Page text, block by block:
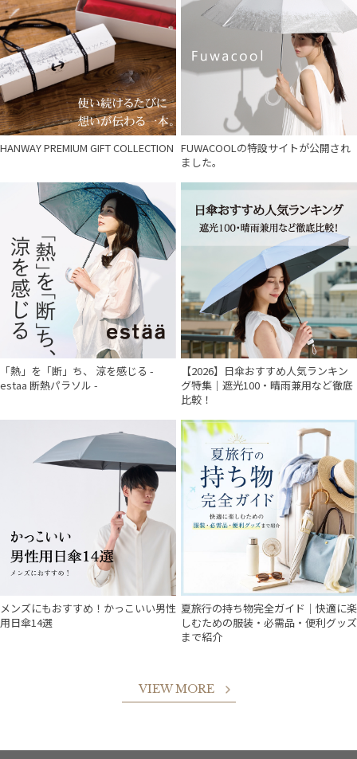
HANWAY PREMIUM GIFT COLLECTION FUWACOOLの特設サイトが公開され
ました。
「熱」を「断」ち、 涼を感じる -
estaa 断熱パラソル -
【2026】日傘おすすめ人気ランキン
グ特集｜遮光100・晴雨兼用など徹底
比較！
メンズにもおすすめ！かっこいい男性
用日傘14選
夏旅行の持ち物完全ガイド｜快適に楽
しむための服装・必需品・便利グッズ
まで紹介
VIEW MORE